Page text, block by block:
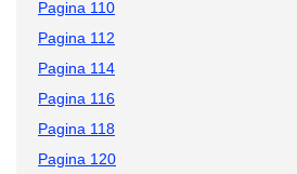
Pagina 110
Pagina 112
Pagina 114
Pagina 116
Pagina 118
Pagina 120